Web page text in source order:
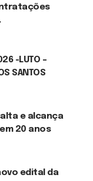
-LUTO –
SANTOS
e alcança
20 anos
edital da